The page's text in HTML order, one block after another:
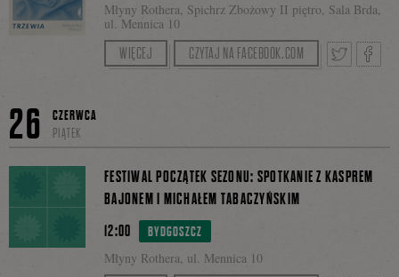
Młyny Rothera, Spichrz Zbożowy II piętro, Sala Brda,
ul. Mennica 10
Prowadzenie: Marcin Szymczak
WIĘCEJ CZYTAJ NA FACEBOOK.COM
się
26
CZERWCA
PIĄTEK
12:00 BYDGOSZCZ
Młyny Rothera, ul. Mennica 10
FESTIWAL POCZĄTEK SEZONU: SPOTKANIE Z KASPREM
BAJONEM I MICHAŁEM TABACZYŃSKIM